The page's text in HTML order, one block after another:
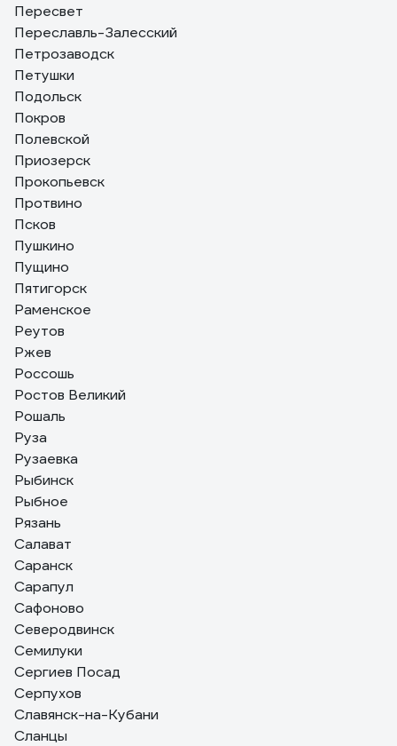
Пересвет
Переславль-Залесский
Петрозаводск
Петушки
Подольск
Покров
Полевской
Приозерск
Прокопьевск
Протвино
Псков
Пушкино
Пущино
Пятигорск
Раменское
Реутов
Ржев
Россошь
Ростов Великий
Рошаль
Руза
Рузаевка
Рыбинск
Рыбное
Рязань
Салават
Саранск
Сарапул
Сафоново
Северодвинск
Семилуки
Сергиев Посад
Серпухов
Славянск-на-Кубани
Сланцы